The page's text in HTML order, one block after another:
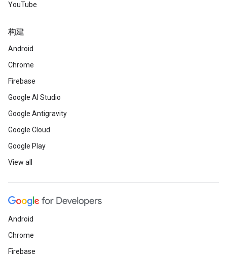
YouTube
构建
Android
Chrome
Firebase
Google AI Studio
Google Antigravity
Google Cloud
Google Play
View all
Android
Chrome
Firebase